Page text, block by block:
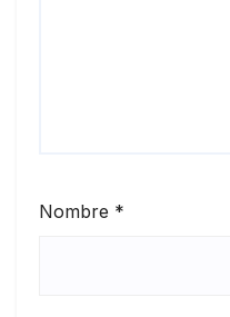
Nombre *